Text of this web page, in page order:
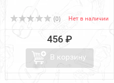
(0) Нет в наличии
456 ₽
В корзину